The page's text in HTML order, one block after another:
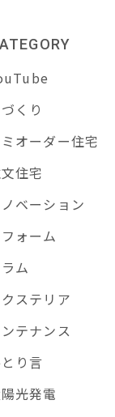
くり
オーダー住宅
住宅
ノベーション
ォーム
ム
ステリア
テナンス
り言
光発電